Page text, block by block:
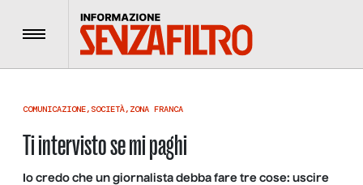
Menu
COMUNICAZIONE, SOCIETÀ, ZONA FRANCA
Ti intervisto se mi paghi
Io credo che un giornalista debba fare tre cose: uscire